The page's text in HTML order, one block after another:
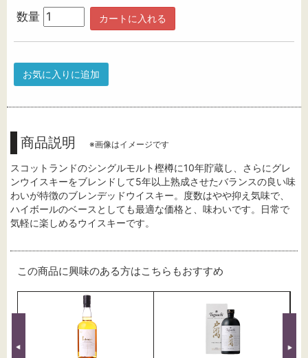
数量 カートに入れる
お気に入りに追加
商品説明 ※画像はイメージです
スコットランドのシングルモルト樫樽に10年貯蔵し、さらにグレ
ンウイスキーをブレンドして5年以上熟成させたバランスの良い味
わいが特徴のブレンデッドウイスキー。度数はやや抑え気味で、
ハイボールのベースとしても最適な価格と、味わいです。日常で
気軽に楽しめるウイスキーです。
この商品に興味のある方はこちらもおすすめ